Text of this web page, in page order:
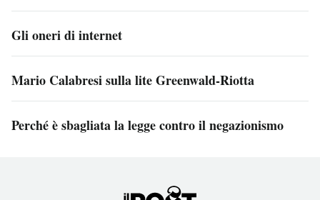
Gli oneri di internet
Mario Calabresi sulla lite Greenwald-Riotta
Perché è sbagliata la legge contro il negazionismo